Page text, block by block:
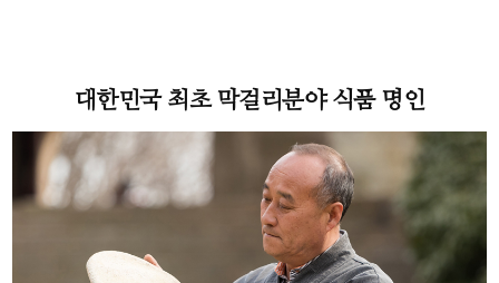
대한민국 최초 막걸리분야 식품 명인